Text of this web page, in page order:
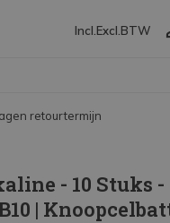
Incl. Excl. BTW
retourtermijn
- 10 Stuks -
|